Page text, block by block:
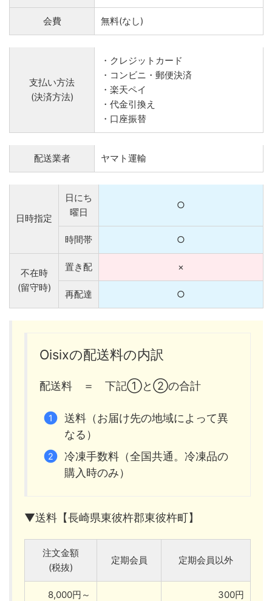
会費 無料(なし)
支払い方法
(決済方法)
・クレジットカード
・コンビニ・郵便決済
・楽天ペイ
・代金引換え
・口座振替
配送業者 ヤマト運輸
日時指定
日にち
曜日
○
時間帯 ○
不在時
(留守時)
置き配 ×
再配達 ○
Oisixの配送料の内訳
配送料 ＝ 下記①と②の合計
送料（お届け先の地域によって異
なる）
冷凍手数料（全国共通。冷凍品の
購入時のみ）
▼送料【長崎県東彼杵郡東彼杵町】
注文金額
(税抜)
定期会員 定期会員以外
8,000円～
300円